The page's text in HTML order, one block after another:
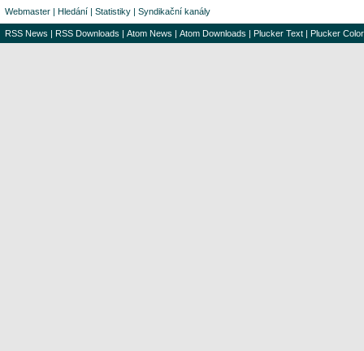
Webmaster | Hledání | Statistiky | Syndikační kanály
RSS News | RSS Downloads | Atom News | Atom Downloads | Plucker Text | Plucker Color